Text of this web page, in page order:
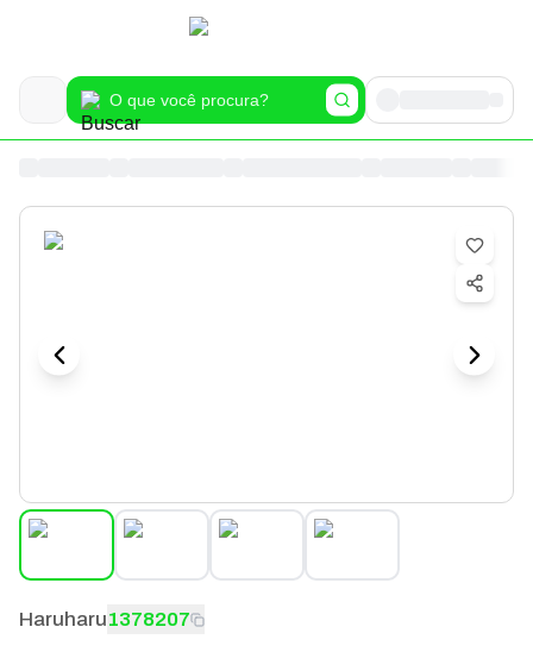
Haruharu1378207